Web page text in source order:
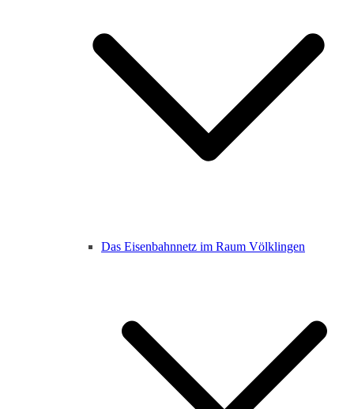
Das Eisenbahnnetz im Raum Völklingen